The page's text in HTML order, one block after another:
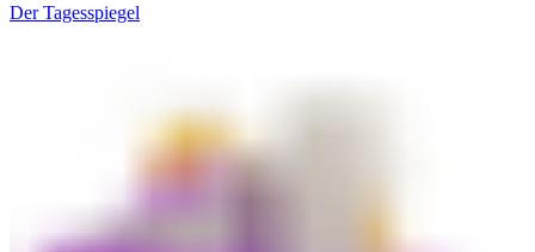
Der Tagesspiegel